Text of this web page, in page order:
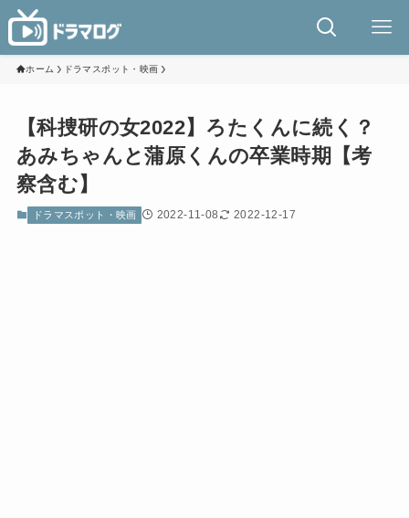
ホーム ドラマスポット・映画
【科捜研の女2022】ろたくんに続く？
あみちゃんと蒲原くんの卒業時期【考
察含む】
ドラマスポット・映画 2022-11-08 2022-12-17